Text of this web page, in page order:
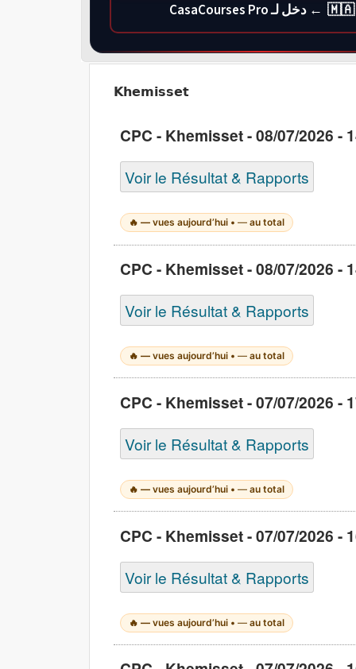
🇲🇦 ← دخل لـ CasaCourses Pro
Khemisset
CPC - Khemisset - 08/07/2026 -
Voir le Résultat & Rapports
🔥 —vues aujourd’hui • —au total
CPC - Khemisset - 08/07/2026 -
Voir le Résultat & Rapports
🔥 —vues aujourd’hui • —au total
CPC - Khemisset - 07/07/2026 -
Voir le Résultat & Rapports
🔥 —vues aujourd’hui • —au total
CPC - Khemisset - 07/07/2026 -
Voir le Résultat & Rapports
🔥 —vues aujourd’hui • —au total